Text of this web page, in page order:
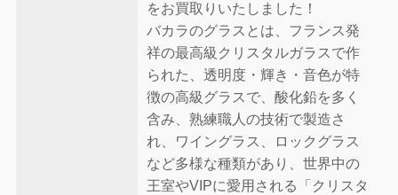
をお買取りいたしました！
バカラのグラスとは、フランス発
祥の最高級クリスタルガラスで作
られた、透明度・輝き・音色が特
徴の高級グラスで、酸化鉛を多く
含み、熟練職人の技術で製造さ
れ、ワイングラス、ロックグラス
など多様な種類があり、世界中の
王室やVIPに愛用される「クリスタ